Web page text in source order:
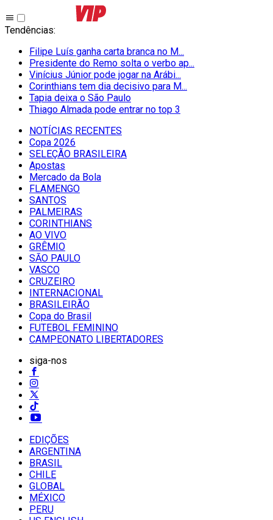
Tendências:
Filipe Luís ganha carta branca no M...
Presidente do Remo solta o verbo ap...
Vinícius Júnior pode jogar na Arábi...
Corinthians tem dia decisivo para M...
Tapia deixa o São Paulo
Thiago Almada pode entrar no top 3
NOTÍCIAS RECENTES
Copa 2026
SELEÇÃO BRASILEIRA
Apostas
Mercado da Bola
FLAMENGO
SANTOS
PALMEIRAS
CORINTHIANS
AO VIVO
GRÊMIO
SĀO PAULO
VASCO
CRUZEIRO
INTERNACIONAL
BRASILEIRÃO
Copa do Brasil
FUTEBOL FEMININO
CAMPEONATO LIBERTADORES
siga-nos
EDIÇÕES
ARGENTINA
BRASIL
CHILE
GLOBAL
MÉXICO
PERU